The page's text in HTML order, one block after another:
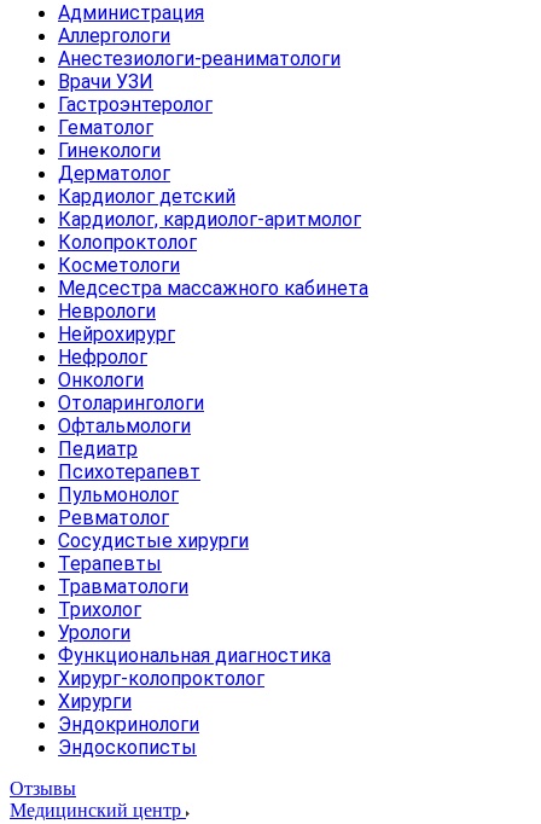
Администрация
Аллергологи
Анестезиологи-реаниматологи
Врачи УЗИ
Гастроэнтеролог
Гематолог
Гинекологи
Дерматолог
Кардиолог детский
Кардиолог, кардиолог-аритмолог
Колопроктолог
Косметологи
Медсестра массажного кабинета
Неврологи
Нейрохирург
Нефролог
Онкологи
Отоларингологи
Офтальмологи
Педиатр
Психотерапевт
Пульмонолог
Ревматолог
Сосудистые хирурги
Терапевты
Травматологи
Трихолог
Урологи
Функциональная диагностика
Хирург-колопроктолог
Хирурги
Эндокринологи
Эндоскописты
Отзывы
Медицинский центр